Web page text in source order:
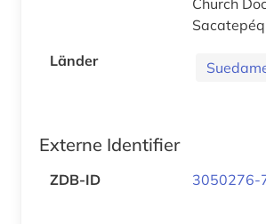
Church
Länder
Externe Identifier
ZDB-ID 3050276-